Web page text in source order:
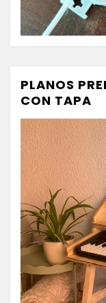
PLANOS
CON TAPA